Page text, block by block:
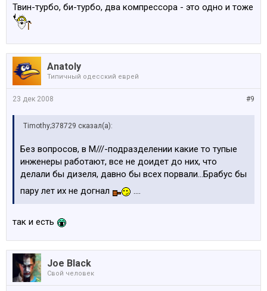
Твин-турбо, би-турбо, два компрессора - это одно и тоже
Anatoly
Типичный одесский еврей
#9
23 дек 2008
Timothy;378729 сказал(а):
Без вопросов, в М///-подразделении какие то тупые
инженеры работают, все не доидет до них, что
делали бы дизеля, давно бы всех порвали...Брабус бы
пару лет их не догнал
....
так и есть
Joe Black
Свой человек